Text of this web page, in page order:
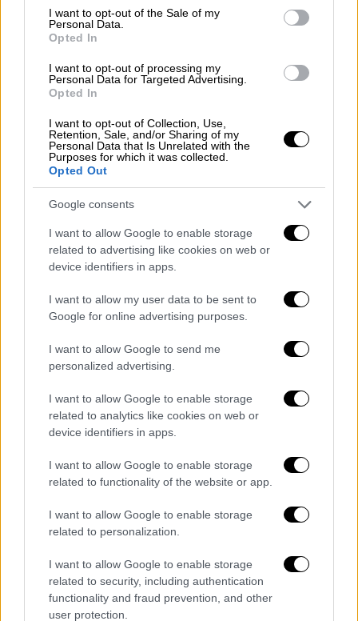
consent section.
I want to opt-out of the Sale of my
Personal Data.
Opted In
I want to opt-out of processing my
Personal Data for Targeted Advertising.
Opted In
I want to opt-out of Collection, Use,
Retention, Sale, and/or Sharing of my
Personal Data that Is Unrelated with the
Purposes for which it was collected.
Opted Out
Google consents
I want to allow Google to enable storage
related to advertising like cookies on web or
device identifiers in apps.
I want to allow my user data to be sent to
Google for online advertising purposes.
I want to allow Google to send me
personalized advertising.
I want to allow Google to enable storage
related to analytics like cookies on web or
device identifiers in apps.
I want to allow Google to enable storage
related to functionality of the website or app.
I want to allow Google to enable storage
related to personalization.
I want to allow Google to enable storage
related to security, including authentication
functionality and fraud prevention, and other
user protection.
Ελλάδα|17.08.2025 22:39
Τραγωδία στο Αιγάλεω: Νεκρή 65χρονη
έπειτα από φωτιά σε διαμέρισμα
Για το τραγικό περιστατικό διενεργείται
προανάκριση από το αρμόδιο ανακριτικό
τμήμα
Κόσμος|17.08.2025 22:31
Οι ανησυχίες Ζελένσκι για το κρίσιμο
ραντεβού με Τραμπ – Η προηγούμενη
συνάντηση στον Λευκό Οίκο και το
ισχυρό μέτωπο της Ευρώπης υπέρ του
Η ευρωπαϊκή ενίσχυση φαίνεται να
αποσκοπεί στο να αποφευχθούν σκηνές σαν